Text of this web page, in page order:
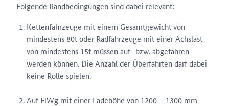
Folgende Randbedingungen sind dabei relevant:
Kettenfahrzeuge mit einem Gesamtgewicht von
mindestens 80t oder Radfahrzeuge mit einer Achslast
von mindestens 15t müssen auf- bzw. abgefahren
werden können. Die Anzahl der Überfahrten darf dabei
keine Rolle spielen.
Auf FlWg mit einer Ladehöhe von 1200 – 1300 mm